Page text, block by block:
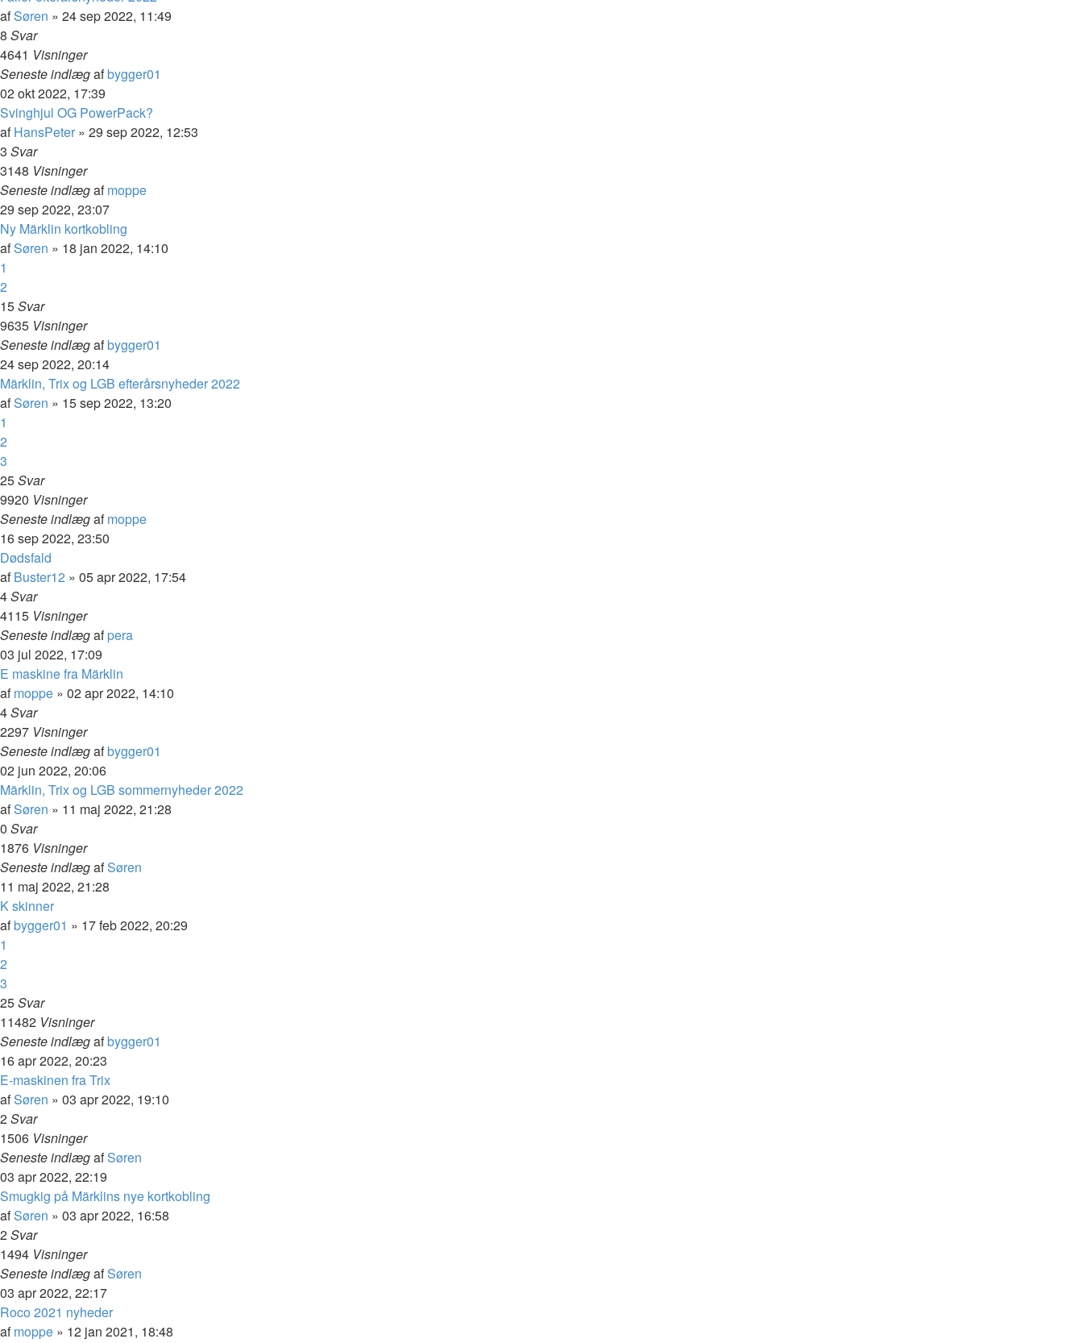
afSøren » 24 sep 2022, 11:49
8 Svar
4641 Visninger
Seneste indlægafbygger01
02 okt 2022, 17:39
Svinghjul OG PowerPack?
afHansPeter » 29 sep 2022, 12:53
3 Svar
3148 Visninger
Seneste indlægafmoppe
29 sep 2022, 23:07
Ny Märklin kortkobling
afSøren » 18 jan 2022, 14:10
1
2
15Svar
9635 Visninger
Seneste indlægafbygger01
24 sep 2022, 20:14
Märklin, Trix og LGB efterårsnyheder 2022
afSøren » 15 sep 2022, 13:20
1
2
3
25Svar
9920 Visninger
Seneste indlægafmoppe
16 sep 2022, 23:50
Dødsfald
afBuster12 » 05 apr 2022, 17:54
4Svar
4115 Visninger
Seneste indlægafpera
03 jul 2022, 17:09
E maskine fra Märklin
afmoppe » 02 apr 2022, 14:10
4Svar
2297 Visninger
Seneste indlægafbygger01
02 jun 2022, 20:06
Märklin, Trix og LGB sommernyheder 2022
afSøren » 11 maj 2022, 21:28
0 Svar
1876 Visninger
Seneste indlægafSøren
11 maj 2022, 21:28
K skinner
afbygger01 » 17 feb 2022, 20:29
1
2
3
25Svar
11482 Visninger
Seneste indlægafbygger01
16 apr 2022, 20:23
E-maskinen fra Trix
afSøren » 03 apr 2022, 19:10
2Svar
1506 Visninger
Seneste indlægafSøren
03 apr 2022, 22:19
Smugkig på Märklins nye kortkobling
afSøren » 03 apr 2022, 16:58
2Svar
1494 Visninger
Seneste indlægafSøren
03 apr 2022, 22:17
Roco 2021 nyheder
afmoppe » 12 jan 2021, 18:48